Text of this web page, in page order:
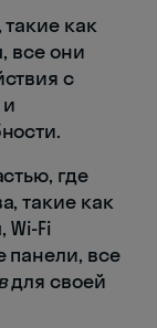
как
все они
с
где
такие как
Wi-Fi
панели, все
для своей